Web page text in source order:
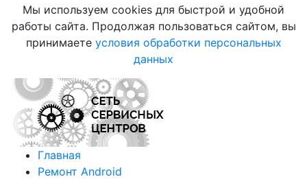
Мы используем cookies для быстрой и удобной
работы сайта. Продолжая пользоваться сайтом, вы
принимаете условия обработки персональных
данных
Главная
Ремонт Android